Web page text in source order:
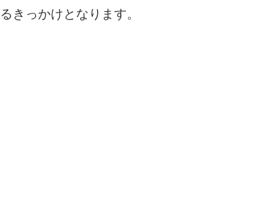
きっかけとなります。